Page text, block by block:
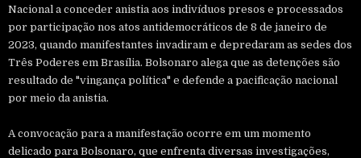
Nacional a conceder anistia aos indivíduos presos e processados
por participação nos atos antidemocráticos de 8 de janeiro de
2023, quando manifestantes invadiram e depredaram as sedes dos
Três Poderes em Brasília. Bolsonaro alega que as detenções são
resultado de "vingança política" e defende a pacificação nacional
por meio da anistia.
A convocação para a manifestação ocorre em um momento
delicado para Bolsonaro, que enfrenta diversas investigações,